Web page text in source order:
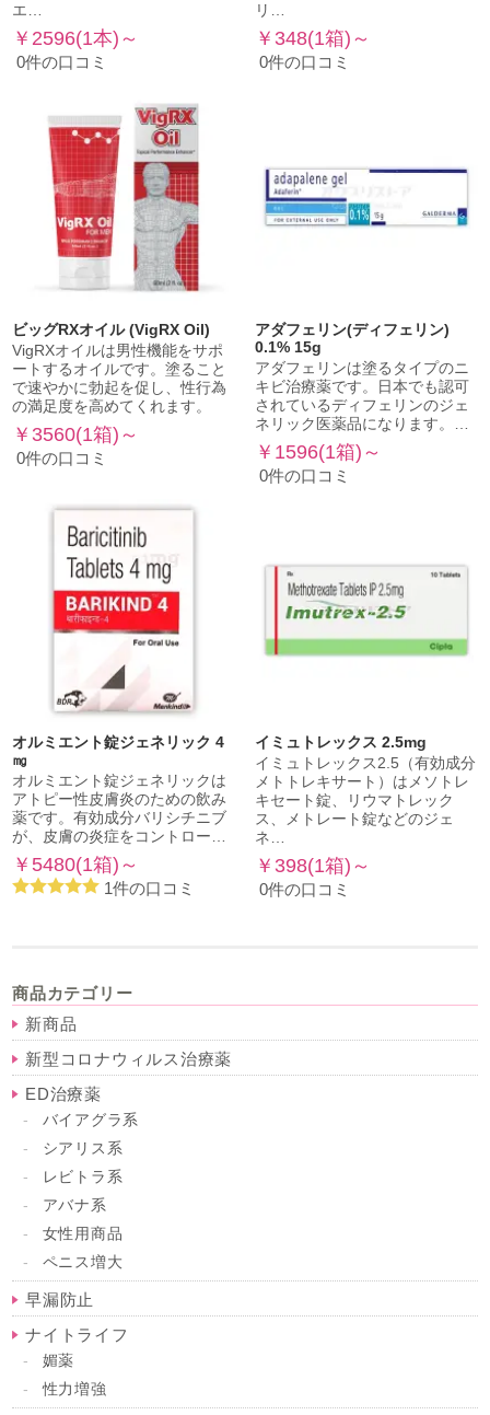
エ…
￥2596(1本)～
0件の口コミ
リ…
￥348(1箱)～
0件の口コミ
ビッグRXオイル (VigRX Oil)
VigRXオイルは男性機能をサポ
ートするオイルです。塗ること
で速やかに勃起を促し、性行為
の満足度を高めてくれます。
￥3560(1箱)～
0件の口コミ
アダフェリン(ディフェリン)
0.1% 15g
アダフェリンは塗るタイプのニ
キビ治療薬です。日本でも認可
されているディフェリンのジェ
ネリック医薬品になります。…
￥1596(1箱)～
0件の口コミ
オルミエント錠ジェネリック 4
㎎
オルミエント錠ジェネリックは
アトピー性皮膚炎のための飲み
薬です。有効成分バリシチニブ
が、皮膚の炎症をコントロー…
￥5480(1箱)～
1件の口コミ
イミュトレックス 2.5mg
イミュトレックス2.5（有効成分
メトトレキサート）はメソトレ
キセート錠、リウマトレック
ス、メトレート錠などのジェ
ネ…
￥398(1箱)～
0件の口コミ
商品カテゴリー
新商品
新型コロナウィルス治療薬
ED治療薬
バイアグラ系
シアリス系
レビトラ系
アバナ系
女性用商品
ペニス増大
早漏防止
ナイトライフ
媚薬
性力増強